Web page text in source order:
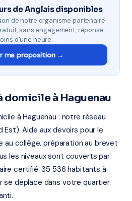
de Anglais disponibles
de notre organisme partenaire
sans engagement, réponse
d'une heure.
ma proposition →
domicile à Haguenau
à Haguenau : notre réseau
Aide aux devoirs pour le
au collège, préparation au brevet
les niveaux sont couverts par
certifié. 35 536 habitants à
se déplace dans votre quartier.